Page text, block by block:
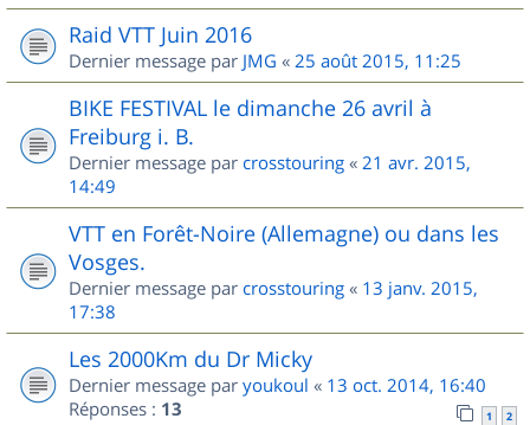
Raid VTT Juin 2016
Dernier message par JMG « 25 août 2015, 11:25
BIKE FESTIVAL le dimanche 26 avril à
Freiburg i. B.
Dernier message par crosstouring « 21 avr. 2015,
14:49
VTT en Forêt-Noire (Allemagne) ou dans les
Vosges.
Dernier message par crosstouring « 13 janv. 2015,
17:38
Les 2000Km du Dr Micky
Dernier message par youkoul « 13 oct. 2014, 16:40
Réponses : 13 1 2